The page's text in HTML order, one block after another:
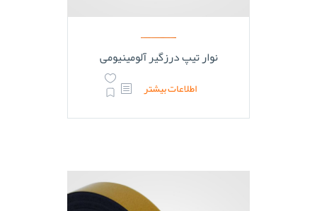
نوار تیپ درزگیر آلومینیومی
اطلاعات بیشتر